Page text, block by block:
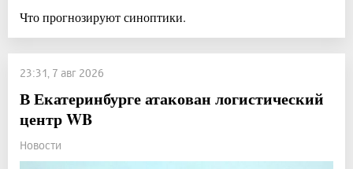
Что прогнозируют синоптики.
23:31, 7 авг 2026
В Екатеринбурге атакован логистический
центр WB
Новости